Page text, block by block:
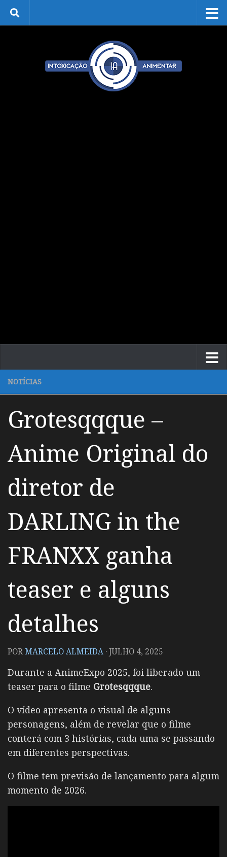
Skip to content
NOTÍCIAS
Grotesqqque –
Anime Original do
diretor de
DARLING in the
FRANXX ganha
teaser e alguns
detalhes
PORMARCELO ALMEIDA ·JULHO 4, 2025
Durante a AnimeExpo 2025, foi liberado um
teaser para o filme Grotesqqque.
O vídeo apresenta o visual de alguns
personagens, além de revelar que o filme
conterá com 3 histórias, cada uma se passando
em diferentes perspectivas.
O filme tem previsão de lançamento para algum
momento de 2026.